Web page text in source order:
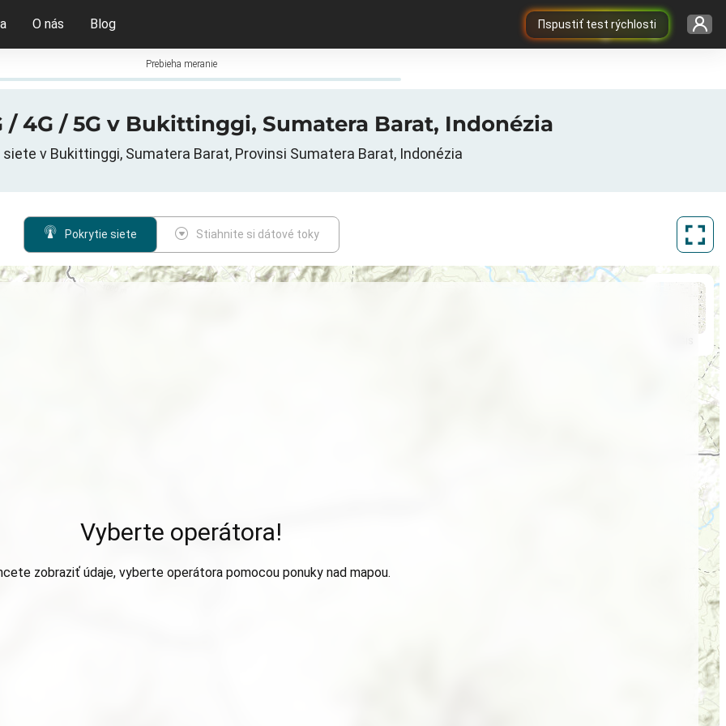
Пspustiť test rýchlosti
O nás Blog
Prebieha meranie
/ 4G / 5G v Bukittinggi, Sumatera Barat, Indonézia
v Bukittinggi, Sumatera Barat, Provinsi Sumatera Barat, Indonézia
Pokrytie siete Stiahnite si dátové toky
Vyberte operátora!
zobraziť údaje, vyberte operátora pomocou ponuky nad mapou.